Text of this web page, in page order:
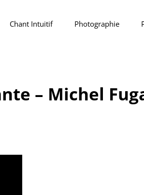
Chant Intuitif Photographie
– Michel